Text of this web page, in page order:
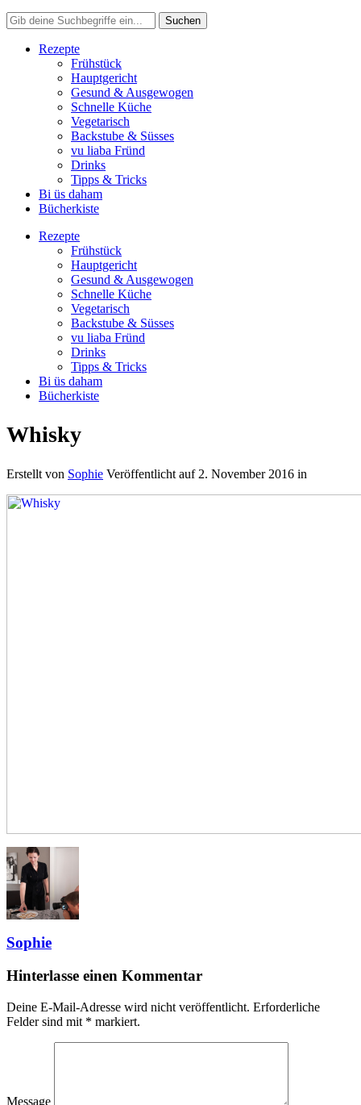
Rezepte
Frühstück
Hauptgericht
Gesund & Ausgewogen
Schnelle Küche
Vegetarisch
Backstube & Süsses
vu liaba Fründ
Drinks
Tipps & Tricks
Bi üs daham
Bücherkiste
Rezepte
Frühstück
Hauptgericht
Gesund & Ausgewogen
Schnelle Küche
Vegetarisch
Backstube & Süsses
vu liaba Fründ
Drinks
Tipps & Tricks
Bi üs daham
Bücherkiste
Whisky
Erstellt von Sophie Veröffentlicht auf 2. November 2016 in
Sophie
Hinterlasse einen Kommentar
Deine E-Mail-Adresse wird nicht veröffentlicht. Erforderliche
Felder sind mit * markiert.
Message